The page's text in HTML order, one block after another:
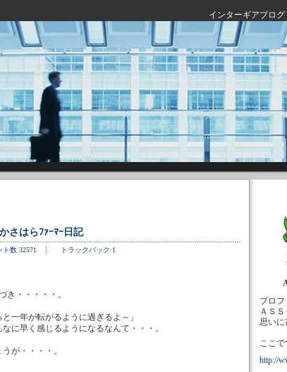
インターギアブロ
かさはらﾌｧｰﾏｰ日記
数 32571 トラックバック 1
き・・・・・。
一年が転がるように過ぎるよ～」
に早く感じるようになるなんて・・・。
が・・・・。
プロフ
ＡＳ
思いに
↓
ここで
http://